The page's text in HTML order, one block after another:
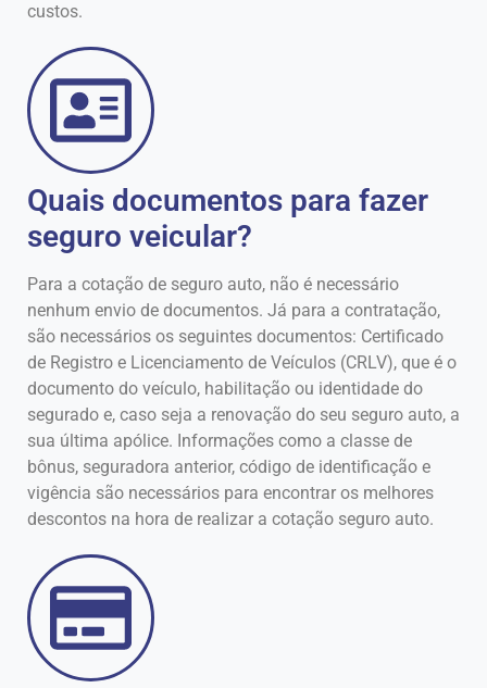
custos.
Quais documentos para fazer
seguro veicular?
Para a cotação de seguro auto, não é necessário
nenhum envio de documentos. Já para a contratação,
são necessários os seguintes documentos: Certificado
de Registro e Licenciamento de Veículos (CRLV), que é o
documento do veículo, habilitação ou identidade do
segurado e, caso seja a renovação do seu seguro auto, a
sua última apólice. Informações como a classe de
bônus, seguradora anterior, código de identificação e
vigência são necessários para encontrar os melhores
descontos na hora de realizar a cotação seguro auto.